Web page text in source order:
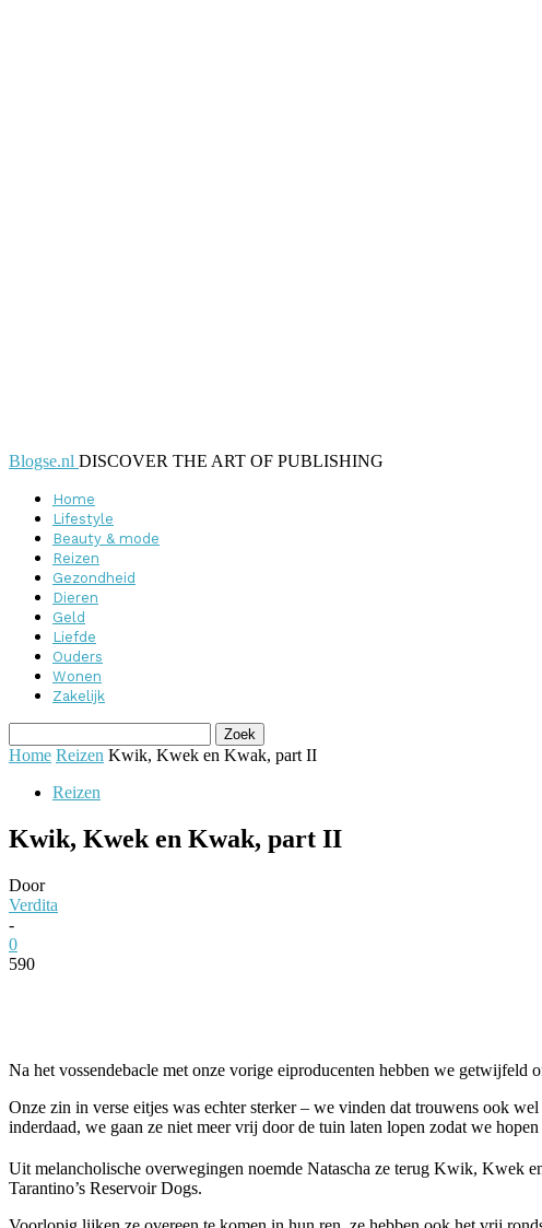
Blogse.nl DISCOVER THE ART OF PUBLISHING
Home
Lifestyle
Beauty & mode
Reizen
Gezondheid
Dieren
Geld
Liefde
Ouders
Wonen
Zakelijk
Home Reizen Kwik, Kwek en Kwak, part II
Reizen
Kwik, Kwek en Kwak, part II
Door
Verdita
-
0
590
Na het vossendebacle met onze vorige eiproducenten hebben we
Onze zin in verse eitjes was echter sterker – we vinden dat trouwens ook
inderdaad, we gaan ze niet meer vrij door de tuin laten lopen zodat we
Uit melancholische overwegingen noemde Natascha ze terug Kwik,
Tarantino’s Reservoir Dogs.